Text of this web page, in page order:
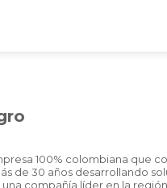
100% colombiana que
de 30 años desarrollando
una compañía líder en la